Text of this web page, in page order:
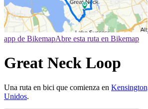
app de BikemapAbre esta ruta en Bikemap
Great Neck Loop
Una ruta en bici que comienza en
Unidos.